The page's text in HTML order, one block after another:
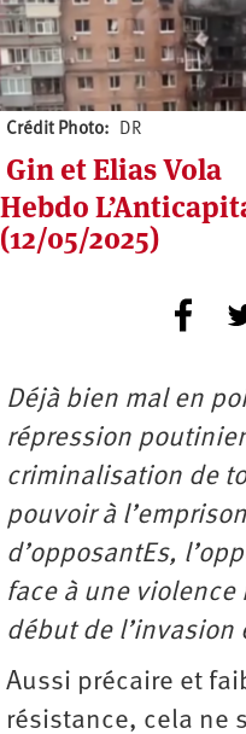
Crédit Photo DR
Gin et Elias Vola
Hebdo
(12/05/2025)
Déjà bien mal en
répression
criminalisation de
pouvoir à
d’opposantEs,
face à une violence
début de l’invasion
Aussi précaire et
résistance, cela ne